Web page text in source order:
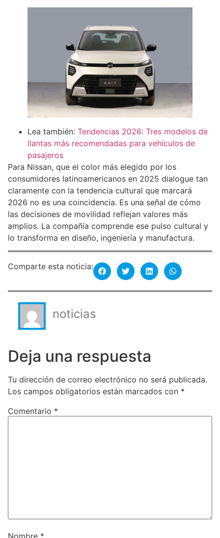
Lea también: Tendencias 2026: Tres modelos de
llantas más recomendadas para vehículos de
pasajeros
Para Nissan, que el color más elegido por los
consumidores latinoamericanos en 2025 dialogue tan
claramente con la tendencia cultural que marcará
2026 no es una coincidencia. Es una señal de cómo
las decisiones de movilidad reflejan valores más
amplios. La compañía comprende ese pulso cultural y
lo transforma en diseño, ingeniería y manufactura.
Comparte esta noticia:
noticias
Deja una respuesta
Tu dirección de correo electrónico no será publicada.
Los campos obligatorios están marcados con *
Comentario *